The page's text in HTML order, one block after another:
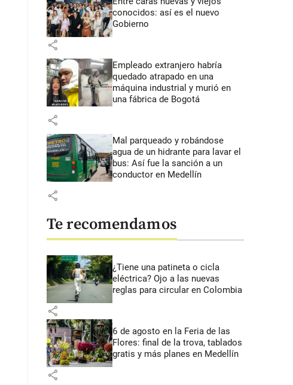
conocidos: así es el nuevo
Gobierno
share
Empleado extranjero habría
quedado atrapado en una
máquina industrial y murió en
una fábrica de Bogotá
share
Mal parqueado y robándose
agua de un hidrante para lavar el
bus: Así fue la sanción a un
conductor en Medellín
share
Te recomendamos
¿Tiene una patineta o cicla
eléctrica? Ojo a las nuevas
reglas para circular en Colombia
share
6 de agosto en la Feria de las
Flores: final de la trova, tablados
gratis y más planes en Medellín
share